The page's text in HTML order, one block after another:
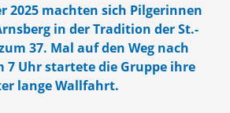
2025 machten sich Pilgerinnen
in der Tradition der St.-
37. Mal auf den Weg nach
7 Uhr startete die Gruppe ihre
lange Wallfahrt.